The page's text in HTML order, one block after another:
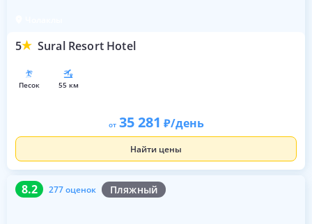
5 Sural Resort Hotel
песок 55 км
от 35 281 /день
Найти цены
8.2 277 оценок Пляжный
8.2 277 оценок